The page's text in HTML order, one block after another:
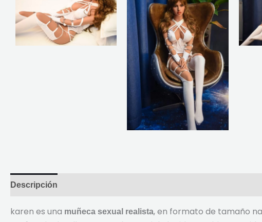
Descripción
karen es una muñeca sexual realista, en formato de tamaño